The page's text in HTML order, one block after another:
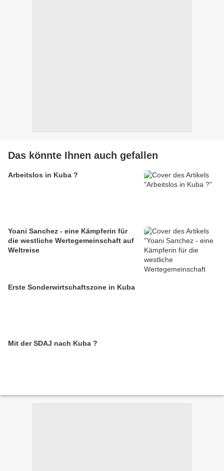
Das könnte Ihnen auch gefallen
Arbeitslos in Kuba ?
Yoani Sanchez - eine Kämpferin für
die westliche Wertegemeinschaft auf
Weltreise
Erste Sonderwirtschaftszone in Kuba
Mit der SDAJ nach Kuba ?